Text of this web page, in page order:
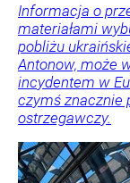
Informacja o
materiałami
pobliżu
Antonow, może
incydentem w
czymś znacznie
ostrzegawczy.